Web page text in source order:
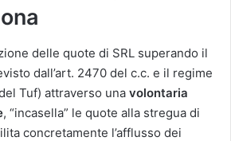
delle quote di SRL superando il
dall’art. 2470 del c.c. e il regime
Tuf) attraverso una volontaria
, “incasella” le quote alla stregua di
concretamente l’afflusso dei